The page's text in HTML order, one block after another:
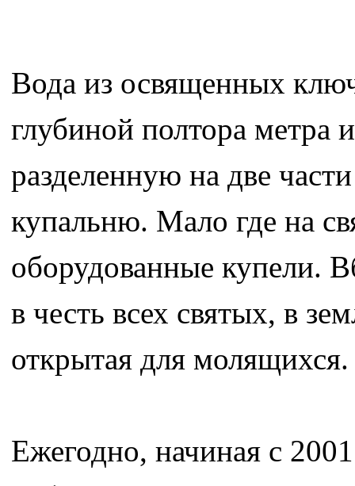
Вода из освященных
глубиной полтора метра
разделенную на две
купальню. Мало где на
оборудованные купели.
в честь всех святых, в
открытая для молящихся.
Ежегодно, начиная с